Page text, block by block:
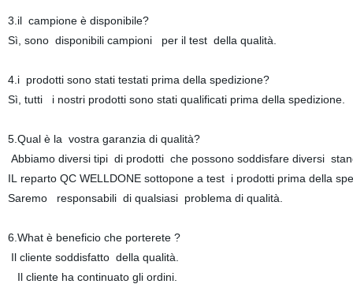
3.il campione è disponibile?
Sì, sono disponibili campioni per il test della qualità.
4.i prodotti sono stati testati prima della spedizione?
Sì, tutti i nostri prodotti sono stati qualificati prima della spedizione.
5.Qual è la vostra garanzia di qualità?
Abbiamo diversi tipi di prodotti che possono soddisfare diversi
IL reparto QC WELLDONE sottopone a test i prodotti prima della
Saremo responsabili di qualsiasi problema di qualità.
6.What è beneficio che porterete ?
Il cliente soddisfatto della qualità.
Il cliente ha continuato gli ordini.